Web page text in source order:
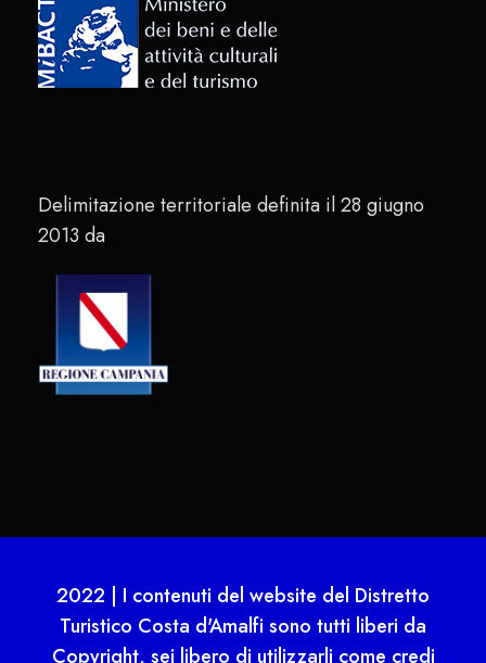
Delimitazione territoriale definita il 28 giugno
2013 da
2022 | I contenuti del website del Distretto
Turistico Costa d'Amalfi sono tutti liberi da
Copyright, sei libero di utilizzarli come credi